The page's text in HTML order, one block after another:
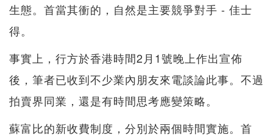
生態。首當其衝的，自然是主要競爭對手 - 佳士
得。
事實上，行方於香港時間2月1號晚上作出宣佈
後，筆者已收到不少業內朋友來電談論此事。不過
拍賣界同業，還是有時間思考應變策略。
蘇富比的新收費制度，分別於兩個時間實施。首